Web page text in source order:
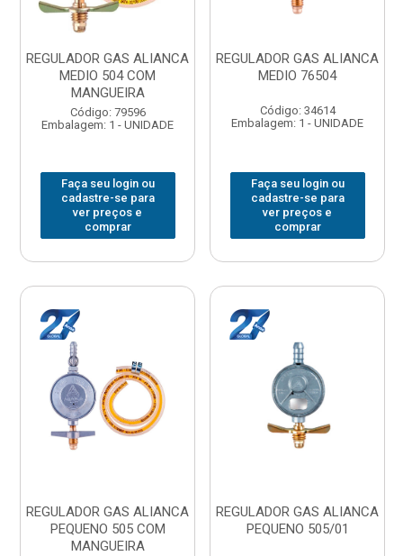
REGULADOR GAS ALIANCA
MEDIO 504 COM
MANGUEIRA
Código: 79596
Embalagem: 1 - UNIDADE
Faça seu login ou
cadastre-se para
ver preços e
comprar
REGULADOR GAS ALIANCA
MEDIO 76504
Código: 34614
Embalagem: 1 - UNIDADE
Faça seu login ou
cadastre-se para
ver preços e
comprar
REGULADOR GAS ALIANCA
PEQUENO 505 COM
MANGUEIRA
REGULADOR GAS ALIANCA
PEQUENO 505/01